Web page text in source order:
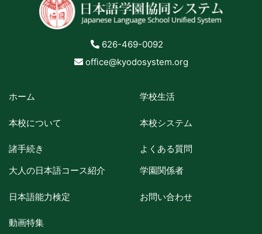
626-469-0092
office@kyodosystem.org
ホーム
本校について
諸手続き
学校生活
本校システム
よくある質問
大人の日本語コース紹介
日本語能力検定
動画特集
学園関係者
お問い合わせ